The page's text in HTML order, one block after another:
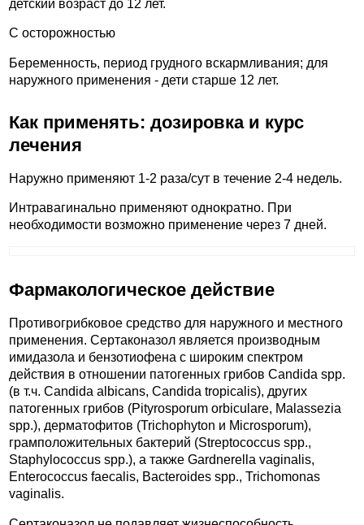
детский возраст до 12 лет.
С осторожностью
Беременность, период грудного вскармливания; для
наружного применения - дети старше 12 лет.
Как применять: дозировка и курс
лечения
Наружно применяют 1-2 раза/сут в течение 2-4 недель.
Интравагинально применяют однократно. При
необходимости возможно применение через 7 дней.
Фармакологическое действие
Противогрибковое средство для наружного и местного
применения. Сертаконазол является производным
имидазола и бензотиофена с широким спектром
действия в отношении патогенных грибов Candida spp.
(в т.ч. Candida albicans, Candida tropicalis), других
патогенных грибов (Pityrosporum orbiculare, Malassezia
spp.), дерматофитов (Trichophyton и Microsporum),
грамположительных бактерий (Streptococcus spp.,
Staphylococcus spp.), а также Gardnerella vaginalis,
Enterococcus faecalis, Bacteroides spp., Trichomonas
vaginalis.